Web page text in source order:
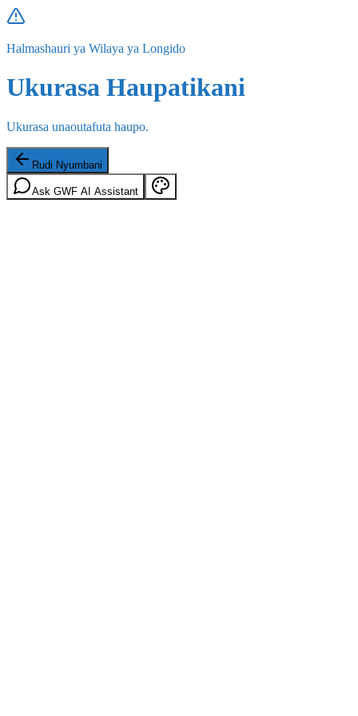
Halmashauri ya Wilaya ya Longido
Ukurasa Haupatikani
Ukurasa unaoutafuta haupo.
Rudi Nyumbani
Ask GWF AI Assistant